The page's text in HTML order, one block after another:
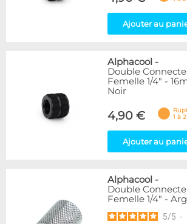
Ajouter au
Alphacool -
Double
Femelle 1/4" -
Noir
4,90 €
1 à
Ajouter au
Alphacool -
Double
Femelle 1/4" -
5/5 -